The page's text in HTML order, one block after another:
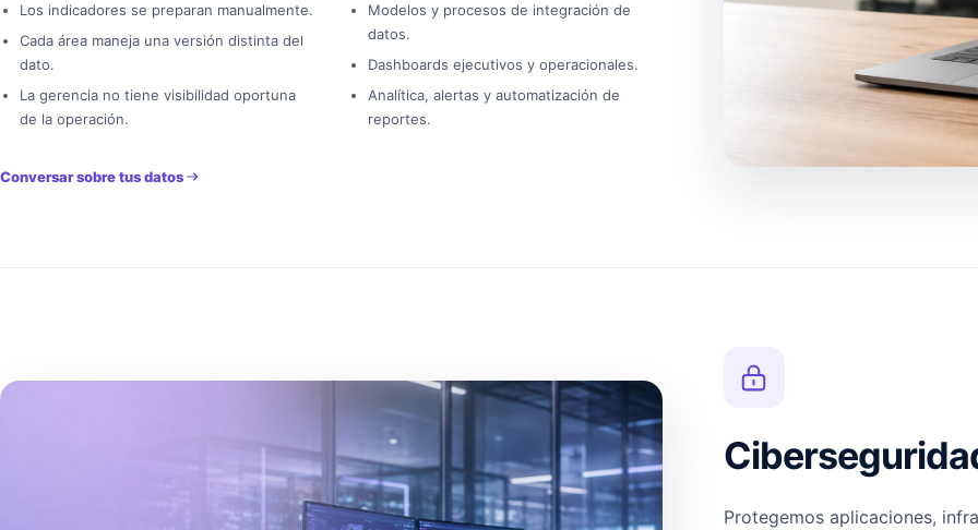
Los indicadores se preparan manualmente.
Cada área maneja una versión distinta del
dato.
La gerencia no tiene visibilidad oportuna
de la operación.
Modelos y procesos de integración de
datos.
Dashboards ejecutivos y operacionales.
Analítica, alertas y automatización de
reportes.
Conversar sobre tus datos
Protegemos aplicaciones,